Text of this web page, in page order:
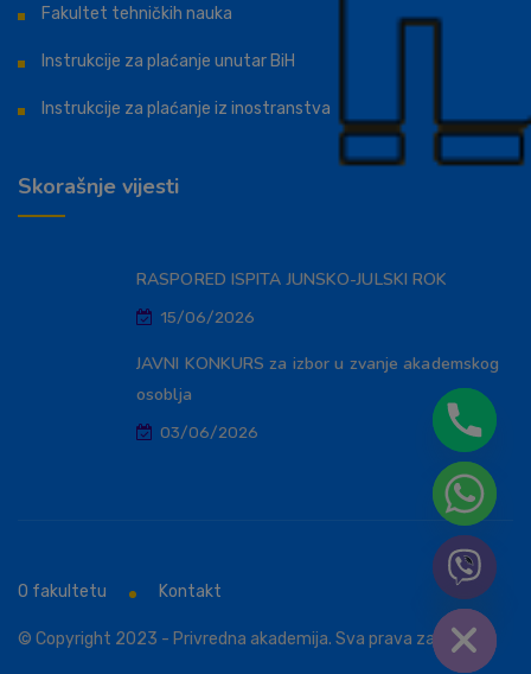
Fakultet tehničkih nauka
Instrukcije za plaćanje unutar BiH
Instrukcije za plaćanje iz inostranstva
Skorašnje vijesti
RASPORED ISPITA JUNSKO-JULSKI ROK
15/06/2026
JAVNI KONKURS za izbor u zvanje akademskog
osoblja
03/06/2026
© Copyright 2023 - Privredna akademija. Sva prava zadržana.
O fakultetu Kontakt Hide chaty